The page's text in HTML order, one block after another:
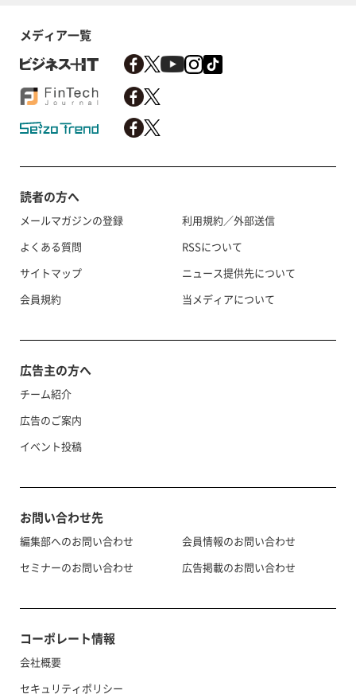
メディア一覧
読者の方へ
メールマガジンの登録
よくある質問
サイトマップ
会員規約
利用規約／外部送信
RSSについて
ニュース提供先について
当メディアについて
広告主の方へ
チーム紹介
広告のご案内
イベント投稿
お問い合わせ先
編集部へのお問い合わせ
セミナーのお問い合わせ
会員情報のお問い合わせ
広告掲載のお問い合わせ
コーポレート情報
会社概要
セキュリティポリシー